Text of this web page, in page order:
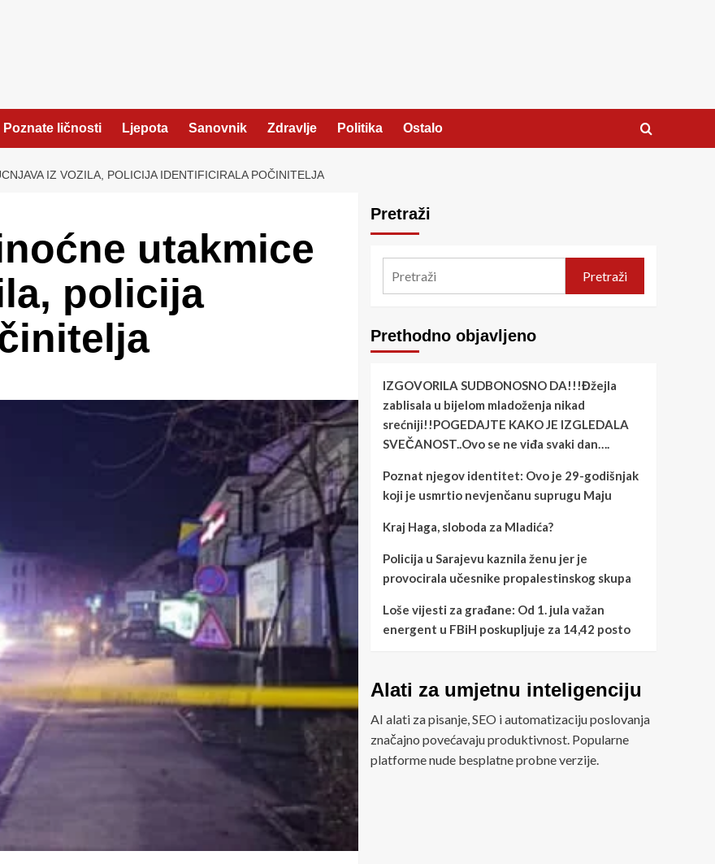
Poznate ličnosti Ljepota Sanovnik Zdravlje Politika Ostalo
IZ VOZILA, POLICIJA IDENTIFICIRALA POČINITELJA
utakmice
policija
Pretraži
Pretraži
Prethodno objavljeno
IZGOVORILA SUDBONOSNO DA!!!Đžejla
zablisala u bijelom mladoženja nikad
srećniji!!POGEDAJTE KAKO JE IZGLEDALA
SVEČANOST..Ovo se ne viđa svaki dan….
Poznat njegov identitet: Ovo je 29-godišnjak
koji je usmrtio nevjenčanu suprugu Maju
Kraj Haga, sloboda za Mladića?
Policija u Sarajevu kaznila ženu jer je
provocirala učesnike propalestinskog skupa
Loše vijesti za građane: Od 1. jula važan
energent u FBiH poskupljuje za 14,42 posto
Alati za umjetnu inteligenciju
AI alati za pisanje, SEO i automatizaciju poslovanja
značajno povećavaju produktivnost. Popularne
platforme nude besplatne probne verzije.